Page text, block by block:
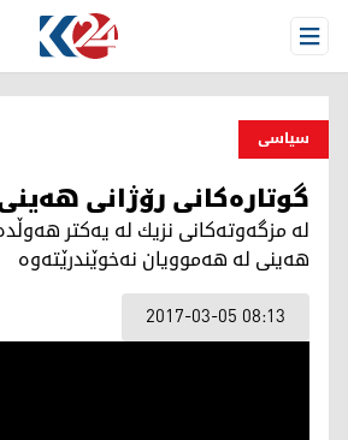
Open Menu
سیاسی
گوتارەكانی رۆژانی
لە مزگەوتەكانی نزیك لە یەكتر
ھەینی لە ھەموویان نەخوێندرێتەوە
2017-03-05 08:13